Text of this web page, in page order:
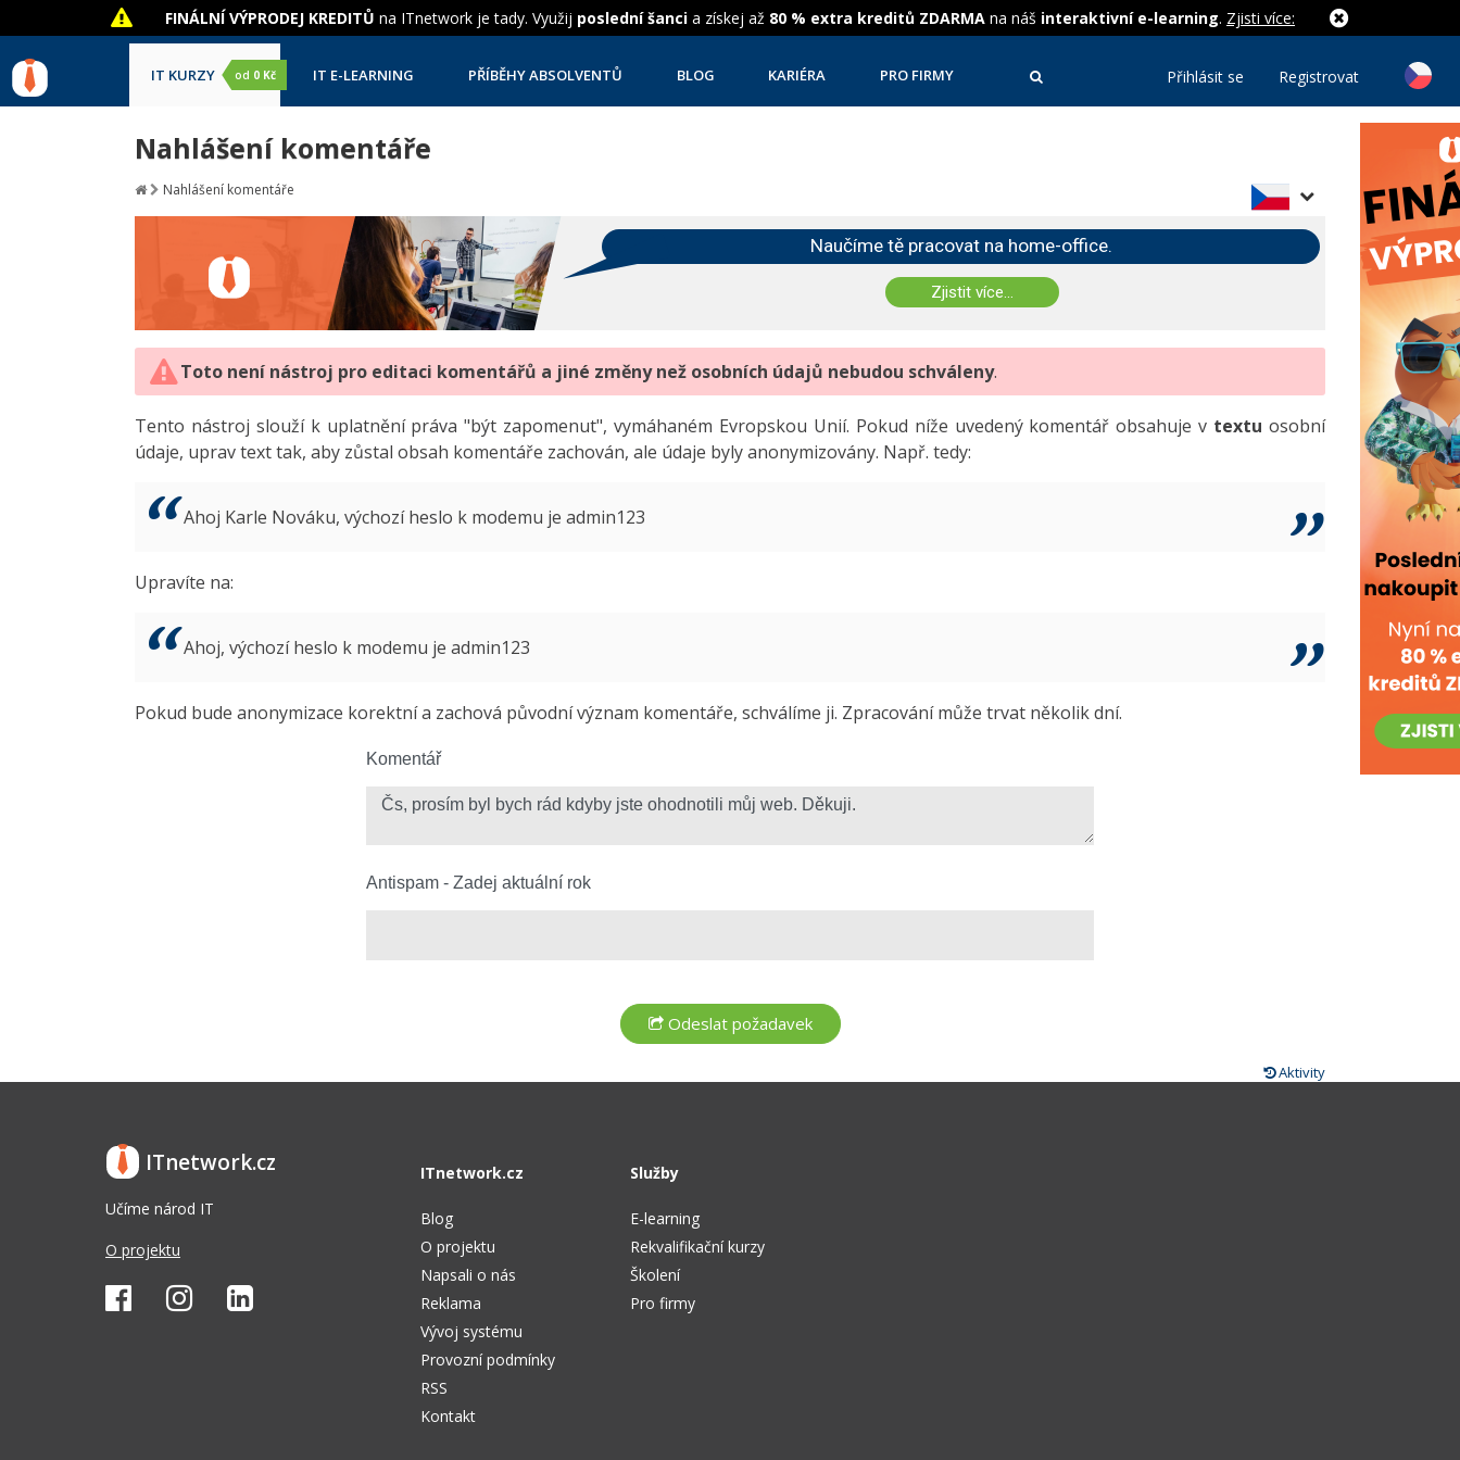
FINÁLNÍ VÝPRODEJ KREDITŮ na ITnetwork je tady. Využij poslední šanci a získej až 80 % extra kreditů ZDARMA na náš interaktivní e-learning. Zjisti více:
IT KURZY od 0 Kč IT E-LEARNING PŘÍBĚHY ABSOLVENTŮ BLOG KARIÉRA PRO FIRMY Přihlásit se Registrovat
Nahlášení komentáře
Nahlášení komentáře
Naučíme tě pracovat na home-office.
Zjistit více...
Toto není nástroj pro editaci komentářů a jiné změny než osobních údajů nebudou schváleny.
Tento nástroj slouží k uplatnění práva "být zapomenut", vymáhaném Evropskou Unií. Pokud níže uvedený komentář obsahuje v textu osobní
údaje, uprav text tak, aby zůstal obsah komentáře zachován, ale údaje byly anonymizovány. Např. tedy:
Ahoj Karle Nováku, výchozí heslo k modemu je admin123
Upravíte na:
Ahoj, výchozí heslo k modemu je admin123
Pokud bude anonymizace korektní a zachová původní význam komentáře, schválíme ji. Zpracování může trvat několik dní.
Komentář
Antispam - Zadej aktuální rok
Aktivity
ITnetwork.cz
Učíme národ IT
O projektu
ITnetwork.cz
Blog
O projektu
Napsali o nás
Reklama
Vývoj systému
Provozní podmínky
RSS
Kontakt
Služby
E-learning
Rekvalifikační kurzy
Školení
Pro firmy